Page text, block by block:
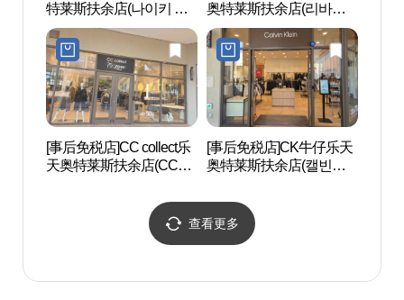
特莱斯扶余店(나이키 롯
데아울렛 부여점)
奥特莱斯扶余店(리바이
스 롯데아울렛 부여점)
[事后免税店]CC collect乐
天奥特莱斯扶余店(CC콜
[事后免税店]CK牛仔乐天
奥特莱斯扶余店(캘빈클
점)
查看更多